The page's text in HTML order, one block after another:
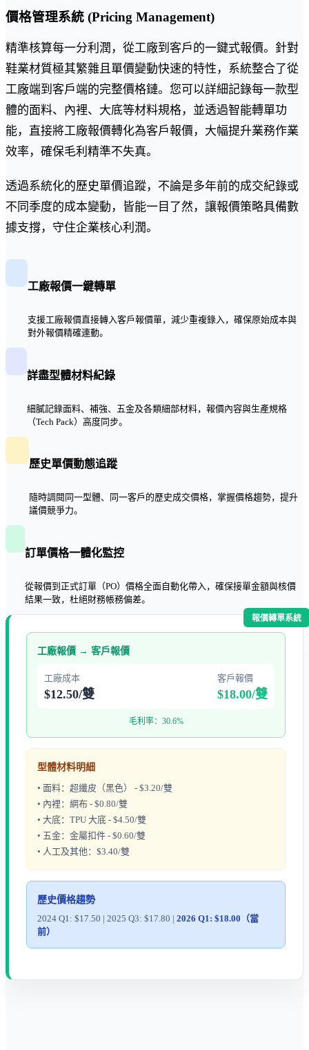
價格管理系統 (Pricing Management)
精準核算每一分利潤，從工廠到客戶的一鍵式報價。針對
鞋業材質極其繁雜且單價變動快速的特性，系統整合了從
工廠端到客戶端的完整價格鏈。您可以詳細記錄每一款型
體的面料、內裡、大底等材料規格，並透過智能轉單功
能，直接將工廠報價轉化為客戶報價，大幅提升業務作業
效率，確保毛利精準不失真。
透過系統化的歷史單價追蹤，不論是多年前的成交紀錄或
不同季度的成本變動，皆能一目了然，讓報價策略具備數
據支撐，守住企業核心利潤。
工廠報價一鍵轉單
支援工廠報價直接轉入客戶報價單，減少重複錄入，確保原始成本與
對外報價精確連動。
詳盡型體材料紀錄
細膩記錄面料、補強、五金及各類細部材料，報價內容與生產規格
（Tech Pack）高度同步。
歷史單價動態追蹤
隨時調閱同一型體、同一客戶的歷史成交價格，掌握價格趨勢，提升
議價競爭力。
訂單價格一體化監控
從報價到正式訂單（PO）價格全面自動化帶入，確保接單金額與核價
結果一致，杜絕財務帳務偏差。
報價轉單系統
工廠報價 → 客戶報價
工廠成本
$12.50/雙
客戶報價
$18.00/雙
毛利率：30.6%
型體材料明細
• 面料：超纖皮（黑色） - $3.20/雙
• 內裡：網布 - $0.80/雙
• 大底：TPU 大底 - $4.50/雙
• 五金：金屬扣件 - $0.60/雙
• 人工及其他：$3.40/雙
歷史價格趨勢
2024 Q1: $17.50 | 2025 Q3: $17.80 | 2026 Q1: $18.00（當
前）